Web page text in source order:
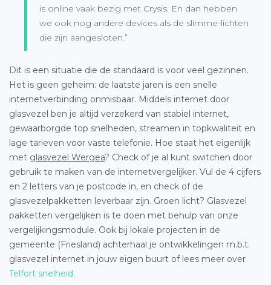
is online vaak bezig met Crysis. En dan hebben
we ook nog andere devices als de slimme-lichten
die zijn aangesloten.”
Dit is een situatie die de standaard is voor veel gezinnen.
Het is geen geheim: de laatste jaren is een snelle
internetverbinding onmisbaar. Middels internet door
glasvezel ben je altijd verzekerd van stabiel internet,
gewaarborgde top snelheden, streamen in topkwaliteit en
lage tarieven voor vaste telefonie. Hoe staat het eigenlijk
met glasvezel Wergea? Check of je al kunt switchen door
gebruik te maken van de internetvergelijker. Vul de 4 cijfers
en 2 letters van je postcode in, en check of de
glasvezelpakketten leverbaar zijn. Groen licht? Glasvezel
pakketten vergelijken is te doen met behulp van onze
vergelijkingsmodule. Ook bij lokale projecten in de
gemeente (Friesland) achterhaal je ontwikkelingen m.b.t.
glasvezel internet in jouw eigen buurt of lees meer over
Telfort snelheid.